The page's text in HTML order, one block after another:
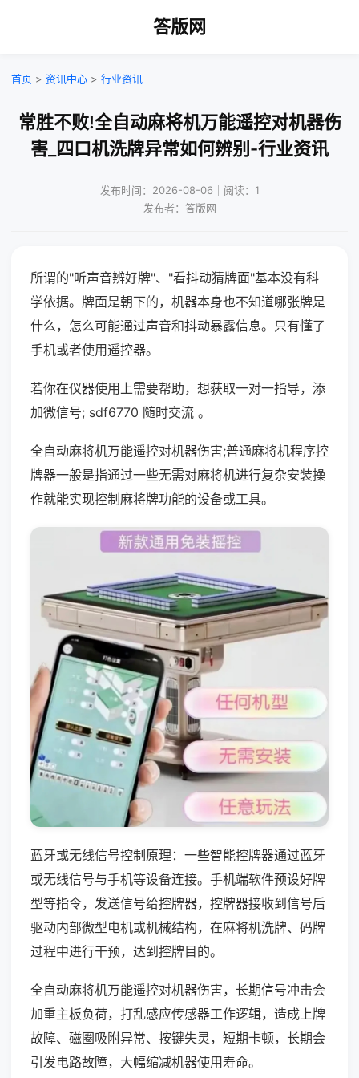
答版网
首页 > 资讯中心 > 行业资讯
常胜不败!全自动麻将机万能遥控对机器伤
害_四口机洗牌异常如何辨别-行业资讯
发布时间：2026-08-06｜阅读：1
发布者：答版网
所谓的"听声音辨好牌"、"看抖动猜牌面"基本没有科
学依据。牌面是朝下的，机器本身也不知道哪张牌是
什么，怎么可能通过声音和抖动暴露信息。只有懂了
手机或者使用遥控器。
若你在仪器使用上需要帮助，想获取一对一指导，添
加微信号; sdf6770 随时交流 。
全自动麻将机万能遥控对机器伤害;普通麻将机程序控
牌器一般是指通过一些无需对麻将机进行复杂安装操
作就能实现控制麻将牌功能的设备或工具。
蓝牙或无线信号控制原理：一些智能控牌器通过蓝牙
或无线信号与手机等设备连接。手机端软件预设好牌
型等指令，发送信号给控牌器，控牌器接收到信号后
驱动内部微型电机或机械结构，在麻将机洗牌、码牌
过程中进行干预，达到控牌目的。
全自动麻将机万能遥控对机器伤害，长期信号冲击会
加重主板负荷，打乱感应传感器工作逻辑，造成上牌
故障、磁圈吸附异常、按键失灵，短期卡顿，长期会
引发电路故障，大幅缩减机器使用寿命。